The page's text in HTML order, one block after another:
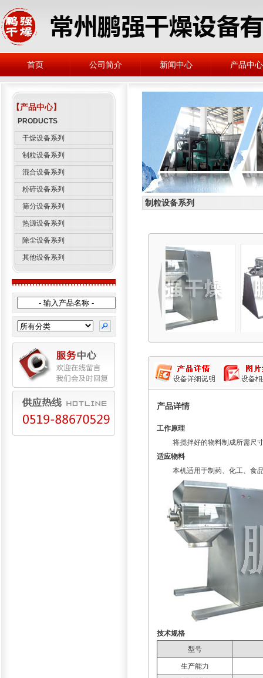
首页 公司简介 新闻中心 产品中心
【产品中心】
PRODUCTS
干燥设备系列
制粒设备系列
混合设备系列
粉碎设备系列
筛分设备系列
热源设备系列
除尘设备系列
其他设备系列
制粒设备系列
产品详情
工作原理
将搅拌好的物料制成所需尺寸
适应物料
本机适用于制药、化工、食品
技术规格
型号
生产能力